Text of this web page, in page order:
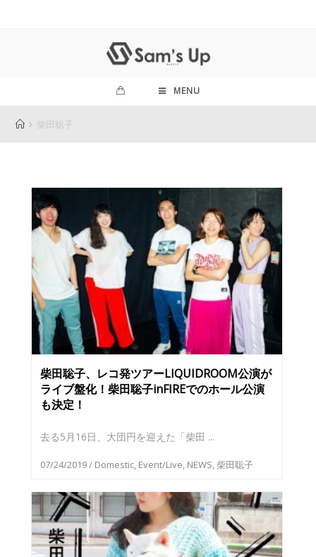
MENU
柴田聡子
柴田聡子、レコ発ツアーLIQUIDROOM公演が
ライブ盤化！柴田聡子inFIREでのホール公演
も決定！
去る5月16日、大団円を迎えた「柴田 ...
07/24/2019/ Domestic, Event/Live, NEWS, 柴田聡子